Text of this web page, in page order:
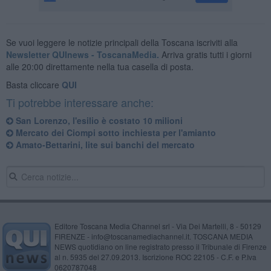
Se vuoi leggere le notizie principali della Toscana iscriviti alla
Newsletter QUInews - ToscanaMedia. Arriva gratis tutti i giorni
alle 20:00 direttamente nella tua casella di posta.
Basta cliccare QUI
Ti potrebbe interessare anche:
San Lorenzo, l'esilio è costato 10 milioni
Mercato dei Ciompi sotto inchiesta per l'amianto
Amato-Bettarini, lite sui banchi del mercato
Editore Toscana Media Channel srl - Via Dei Martelli, 8 - 50129
FIRENZE - info@toscanamediachannel.it. TOSCANA MEDIA
NEWS quotidiano on line registrato presso il Tribunale di Firenze
al n. 5935 del 27.09.2013. Iscrizione ROC 22105 - C.F. e P.Iva
0620787048